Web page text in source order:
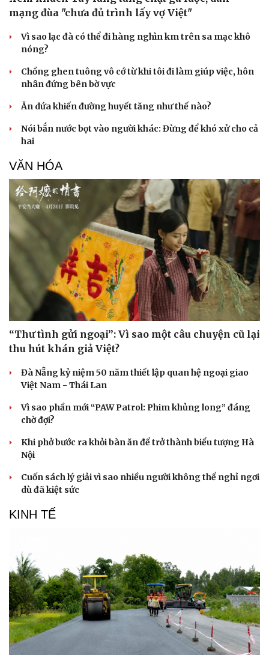
Doanh nghiệp
Thông tin doanh nghiệp
Doanh nghiệp 24h
Vì cộng đồng
Sành điệu
Chuyển đổi số
mạng đùa "chưa đủ trình lấy vợ Việt"
Vì sao lạc đà có thể đi hàng nghìn km trên sa mạc khô
nóng?
Chồng ghen tuông vô cớ từ khi tôi đi làm giúp việc, hôn
nhân đứng bên bờ vực
Ăn dứa khiến đường huyết tăng như thế nào?
Nói bắn nước bọt vào người khác: Đừng để khó xử cho cả
hai
VĂN HÓA
“Thư tình gửi ngoại”: Vì sao một câu chuyện cũ lại
thu hút khán giả Việt?
Đà Nẵng kỷ niệm 50 năm thiết lập quan hệ ngoại giao
Việt Nam - Thái Lan
Vì sao phần mới “PAW Patrol: Phim khủng long” đáng
chờ đợi?
Khi phở bước ra khỏi bàn ăn để trở thành biểu tượng Hà
Nội
Cuốn sách lý giải vì sao nhiều người không thể nghỉ ngơi
dù đã kiệt sức
KINH TẾ